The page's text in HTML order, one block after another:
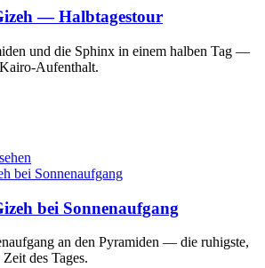
— Halbtagestour
und die Sphinx in einem halben Tag —
Aufenthalt.
bei Sonnenaufgang
an den Pyramiden — die ruhigste,
des Tages.